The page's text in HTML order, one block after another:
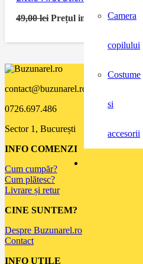
Camera
copilului
Costume
si
accesorii
49,00lei Prețul inițial a fost:
contact@buzunarel.ro
0726.697.486
Sector 1, București
INFO COMENZI
Cum cumpăr?
Cum plătesc?
Livrare și retur
CINE SUNTEM?
Despre Buzunarel.ro
Contact
INFO UTILE